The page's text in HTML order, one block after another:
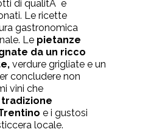
di qualitÃ e
Le ricette
gastronomica
Le pietanze
da un ricco
verdure grigliate e un
concludere non
vini che
tradizione
e i gustosi
locale.